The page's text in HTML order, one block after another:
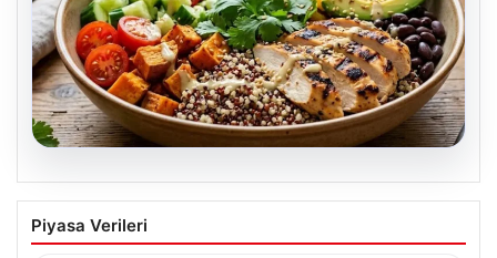
Spor sonrası hedefleri tutturan makro
dostu: Renkli kinoa ve tavuk kasesi
Piyasa Verileri